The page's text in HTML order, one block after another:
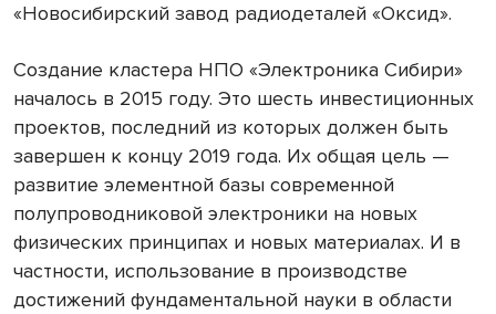
«Новосибирский завод радиодеталей «Оксид».
Создание кластера НПО «Электроника Сибири»
началось в 2015 году. Это шесть инвестиционных
проектов, последний из которых должен быть
завершен к концу 2019 года. Их общая цель —
развитие элементной базы современной
полупроводниковой электроники на новых
физических принципах и новых материалах. И в
частности, использование в производстве
достижений фундаментальной науки в области